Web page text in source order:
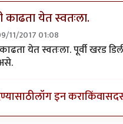
काढता येत स्वतःला.
11/2017 01:08
तुम्ही तुमच्या खरडवहीतील खरडी
येत स्वतःला. पूर्वी खरड
लॉग इन कराकिंवा